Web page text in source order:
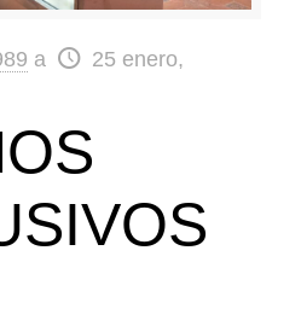
a
25 enero,